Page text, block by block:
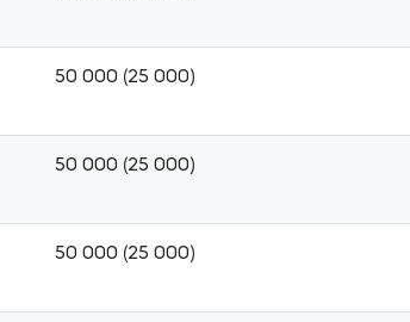
50 000 (25 000)
50 000 (25 000)
50 000 (25 000)